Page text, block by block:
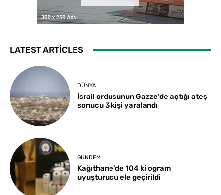
LATEST ARTICLES
DÜNYA
İsrail ordusunun Gazze’de açtığı ateş
sonucu 3 kişi yaralandı
GÜNDEM
Kağıthane’de 104 kilogram
uyuşturucu ele geçirildi